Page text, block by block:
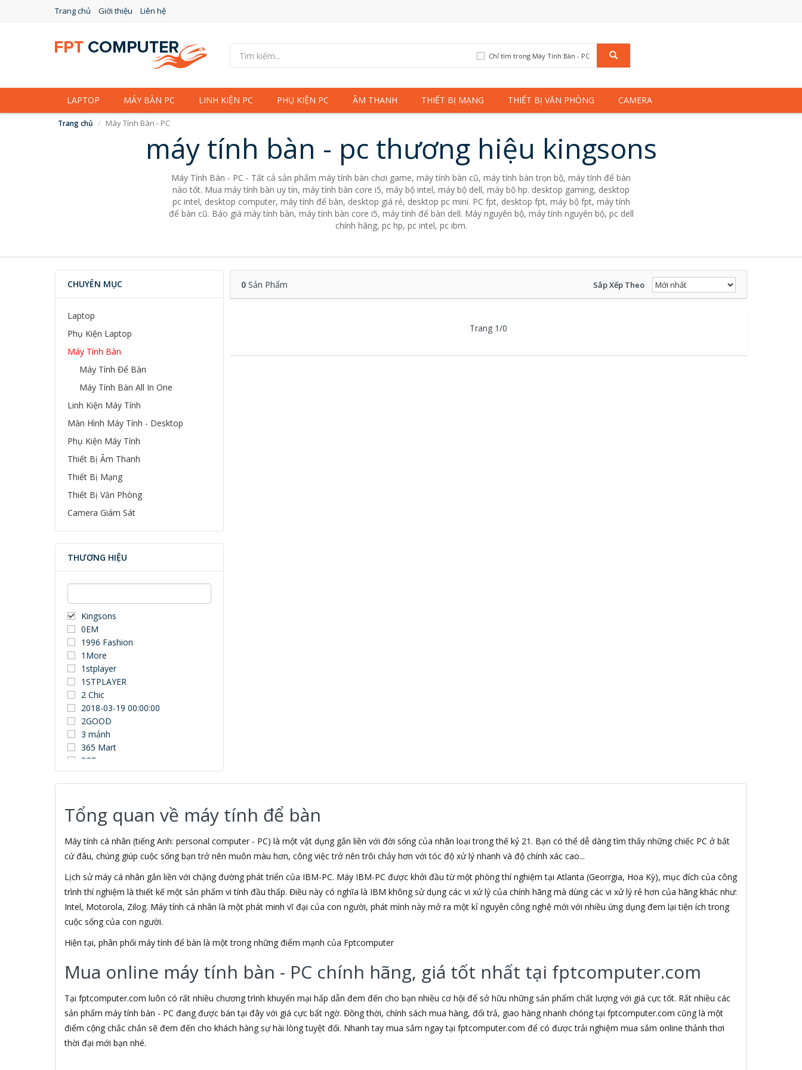
Trang chủ Giới thiệu Liên hệ
Chỉ tìm trong Máy Tính Bàn - PC
LAPTOP MÁY BÀN PC LINH KIỆN PC PHỤ KIỆN PC ÂM THANH THIẾT BỊ MẠNG THIẾT BỊ VĂN PHÒNG CAMERA
Trang chủ Máy Tính Bàn - PC
máy tính bàn - pc thương hiệu kingsons
Máy Tính Bàn - PC - Tất cả sản phẩm máy tính bàn chơi game, máy tính bàn cũ, máy tính bàn trọn bộ, máy tính để bàn
nào tốt. Mua máy tính bàn uy tín, máy tính bàn core i5, máy bộ intel, máy bộ dell, máy bộ hp. desktop gaming, desktop
pc intel, desktop computer, máy tính để bàn, desktop giá rẻ, desktop pc mini. PC fpt, desktop fpt, máy bộ fpt, máy tính
để bàn cũ. Báo giá máy tính bàn, máy tính bàn core i5, máy tính để bàn dell. Máy nguyên bộ, máy tính nguyên bộ, pc dell
chính hãng, pc hp, pc intel, pc ibm.
CHUYÊN MỤC
Laptop
Phụ Kiện Laptop
Máy Tính Bàn
Máy Tính Để Bàn
Máy Tính Bàn All In One
Linh Kiện Máy Tính
Màn Hình Máy Tính - Desktop
Phụ Kiện Máy Tính
Thiết Bị Âm Thanh
Thiết Bị Mạng
Thiết Bị Văn Phòng
Camera Giám Sát
THƯƠNG HIỆU
Kingsons
0EM
1996 Fashion
1More
1stplayer
1STPLAYER
2 Chic
2018-03-19 00:00:00
2GOOD
3 mảnh
365 Mart
3CE
3Dconnexion
3DUN
3M
3NOD
3OneData
4D
5ASYSTEMS
7Gift Shop
8848
A 100+
A Bonne
A Brand
A & T
Aardvark
Abel
Abo
ACASIS
Acatel
Acbel
0Sản Phẩm Sắp Xếp Theo
Trang 1/0
Tổng quan về máy tính để bàn
Máy tính cá nhân (tiếng Anh: personal computer - PC) là một vật dụng gắn liền với đời sống của nhân loại trong thế kỷ 21. Bạn có thể dễ dàng tìm thấy những chiếc PC ở bất
cứ đâu, chúng giúp cuộc sống bạn trở nên muôn màu hơn, công việc trở nên trôi chảy hơn với tóc độ xử lý nhanh và độ chính xác cao...
Lịch sử máy cá nhân gắn liền với chặng đường phát triển của IBM-PC. Máy IBM-PC được khởi đầu từ một phòng thí nghiệm tại Atlanta (Georrgia, Hoa Kỳ), mục đích của công
trình thí nghiệm là thiết kế một sản phẩm vi tính đầu thấp. Điều này có nghĩa là IBM không sử dụng các vi xử lý của chính hãng mà dùng các vi xử lý rẻ hơn của hãng khác như:
Intel, Motorola, Zilog. Máy tính cá nhân là một phát minh vĩ đại của con người, phát mình này mở ra một kỉ nguyên công nghệ mới với nhiều ứng dụng đem lại tiện ích trong
cuộc sống của con người.
Hiện tại, phân phối máy tính để bàn là một trong những điểm mạnh của Fptcomputer
Mua online máy tính bàn - PC chính hãng, giá tốt nhất tại fptcomputer.com
Tại fptcomputer.com luôn có rất nhiều chương trình khuyến mại hấp dẫn đem đến cho bạn nhiều cơ hội để sở hữu những sản phẩm chất lượng với giá cực tốt. Rất nhiều các
sản phẩm máy tính bàn - PC đang được bán tại đây với giá cực bất ngờ. Đồng thời, chính sách mua hàng, đổi trả, giao hàng nhanh chóng tại fptcomputer.com cũng là một
điểm cộng chắc chắn sẽ đem đến cho khách hàng sự hài lòng tuyệt đối. Nhanh tay mua sắm ngay tại fptcomputer.com để có được trải nghiệm mua sắm online thảnh thơi
thời đại mới bạn nhé.